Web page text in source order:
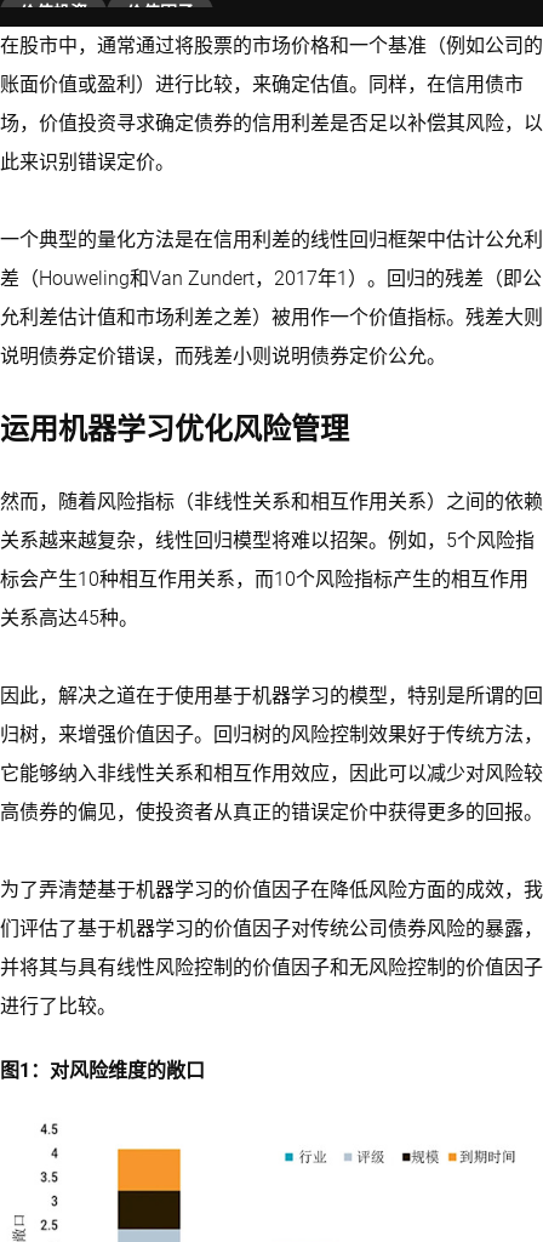
价值投资 价值因子
在股市中，通常通过将股票的市场价格和一个基准（例如公司的
账面价值或盈利）进行比较，来确定估值。同样，在信用债市
场，价值投资寻求确定债券的信用利差是否足以补偿其风险，以
此来识别错误定价。
一个典型的量化方法是在信用利差的线性回归框架中估计公允利
差（Houweling和Van Zundert，2017年1）。回归的残差（即公
允利差估计值和市场利差之差）被用作一个价值指标。残差大则
说明债券定价错误，而残差小则说明债券定价公允。
运用机器学习优化风险管理
然而，随着风险指标（非线性关系和相互作用关系）之间的依赖
关系越来越复杂，线性回归模型将难以招架。例如，5个风险指
标会产生10种相互作用关系，而10个风险指标产生的相互作用
关系高达45种。
因此，解决之道在于使用基于机器学习的模型，特别是所谓的回
归树，来增强价值因子。回归树的风险控制效果好于传统方法，
它能够纳入非线性关系和相互作用效应，因此可以减少对风险较
高债券的偏见，使投资者从真正的错误定价中获得更多的回报。
为了弄清楚基于机器学习的价值因子在降低风险方面的成效，我
们评估了基于机器学习的价值因子对传统公司债券风险的暴露，
并将其与具有线性风险控制的价值因子和无风险控制的价值因子
进行了比较。
图1：对风险维度的敞口